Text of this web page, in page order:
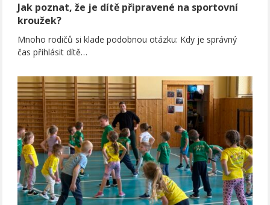
Jak poznat, že je dítě připravené na sportovní
kroužek?
Mnoho rodičů si klade podobnou otázku: Kdy je správný
čas přihlásit dítě…